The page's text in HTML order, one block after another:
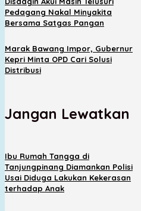
Pedagang Nakal Minyakita
Bersama Satgas Pangan
Marak Bawang Impor, Gubernur
Kepri Minta OPD Cari Solusi
Distribusi
Jangan Lewatkan
Ibu Rumah Tangga di
Tanjungpinang Diamankan Polisi
Usai Diduga Lakukan Kekerasan
terhadap Anak